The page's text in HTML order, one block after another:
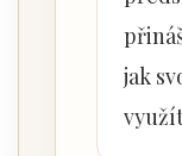
jak